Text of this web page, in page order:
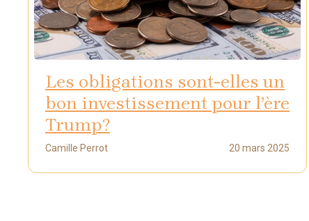
Les obligations sont-elles un
bon investissement pour l’ère
Trump?
Camille Perrot 20 mars 2025